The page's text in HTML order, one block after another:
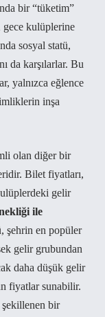
bir “tüketim”
gece kulüplerine
sosyal statü,
da karşılarlar. Bu
yalnızca eğlence
inşa
olan diğer bir
Bilet fiyatları,
gelir
ile
şehrin en popüler
gelir grubundan
daha düşük gelir
fiyatlar sunabilir.
bir